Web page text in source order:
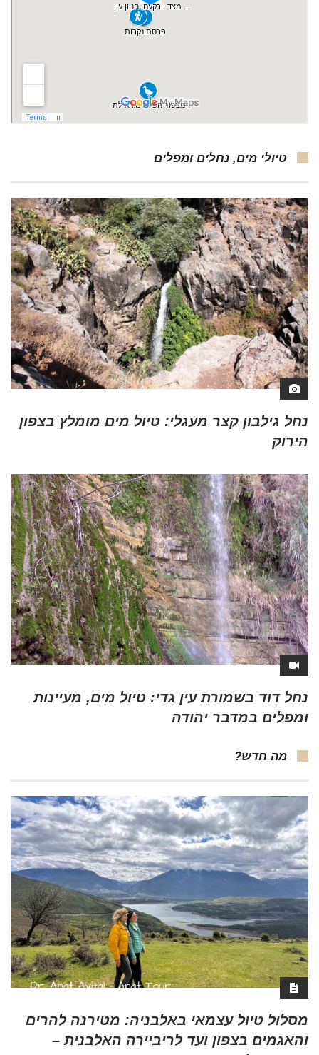
טיולי מים, נחלים ומפלים
נחל גילבון קצר מעגלי: טיול מים מומלץ בצפון
הירוק
נחל דוד בשמורת עין גדי: טיול מים, מעיינות
ומפלים במדבר יהודה
מה חדש?
מסלול טיול עצמאי באלבניה: מטירנה להרים
והאגמים בצפון ועד לריביירה האלבנית –